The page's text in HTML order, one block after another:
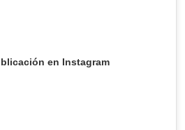
en Instagram